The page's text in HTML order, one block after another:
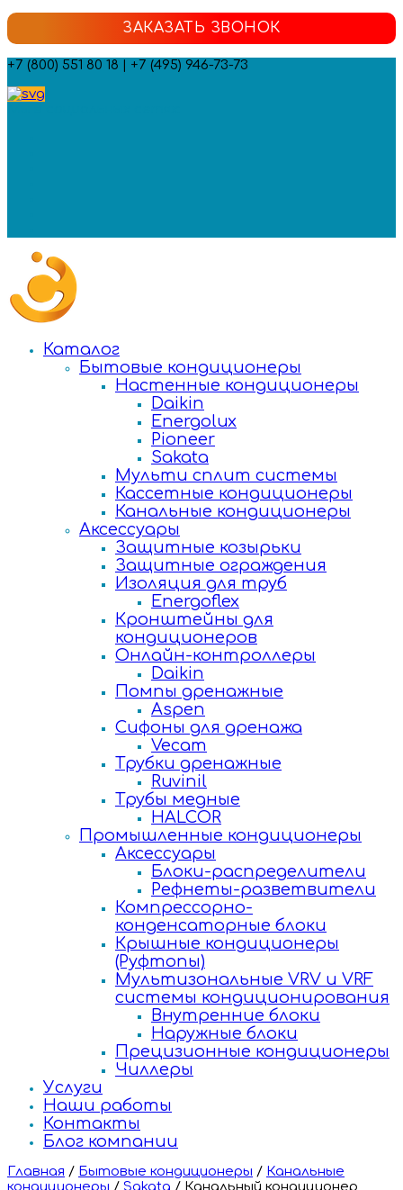
ЗАКАЗАТЬ ЗВОНОК
+7 (800) 551 80 18 | +7 (495) 946-73-73
Каталог
Бытовые кондиционеры
Настенные кондиционеры
Daikin
Energolux
Pioneer
Sakata
Мульти сплит системы
Кассетные кондиционеры
Канальные кондиционеры
Аксессуары
Защитные козырьки
Защитные ограждения
Изоляция для труб
Energoflex
Кронштейны для
кондиционеров
Онлайн-контроллеры
Daikin
Помпы дренажные
Aspen
Сифоны для дренажа
Vecam
Трубки дренажные
Ruvinil
Трубы медные
HALCOR
Промышленные кондиционеры
Аксессуары
Блоки-распределители
Рефнеты-разветвители
Компрессорно-
конденсаторные блоки
Крышные кондиционеры
(Руфтопы)
Мультизональные VRV и VRF
системы кондиционирования
Внутренние блоки
Наружные блоки
Прецизионные кондиционеры
Чиллеры
Услуги
Наши работы
Контакты
Блог компании
Главная / Бытовые кондиционеры / Канальные
кондиционеры / Sakata / Канальный кондиционер